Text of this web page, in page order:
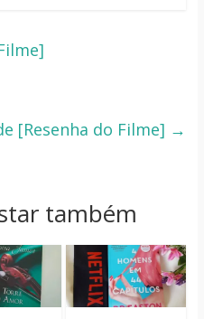
[Resenha do Filme] →
também